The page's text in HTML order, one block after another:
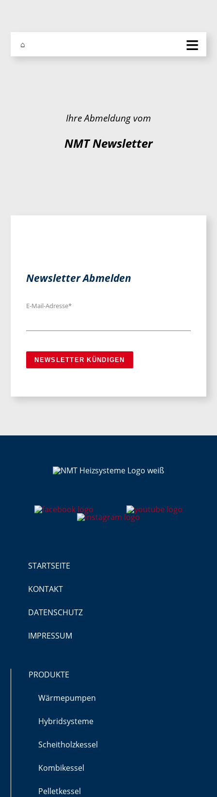
⌂ ≡
Ihre Abmeldung vom
NMT Newsletter
Newsletter Abmelden
E-Mail-Adresse*
STARTSEITE
KONTAKT
DATENSCHUTZ
IMPRESSUM
PRODUKTE
Wärmepumpen
Hybridsysteme
Scheitholzkessel
Kombikessel
Pelletkessel